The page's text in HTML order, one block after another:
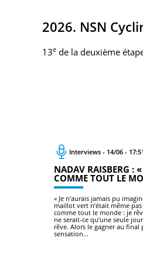
2026. NSN
13e de la deuxième
Interviews - 14/06 -
NADAV RAISBERG : «
COMME TOUT LE
« Je n’aurais jamais pu
maillot vert n’était même
comme tout le monde : je
ne serait-ce qu’une seule
rêve. Alors le gagner au final
sensation...